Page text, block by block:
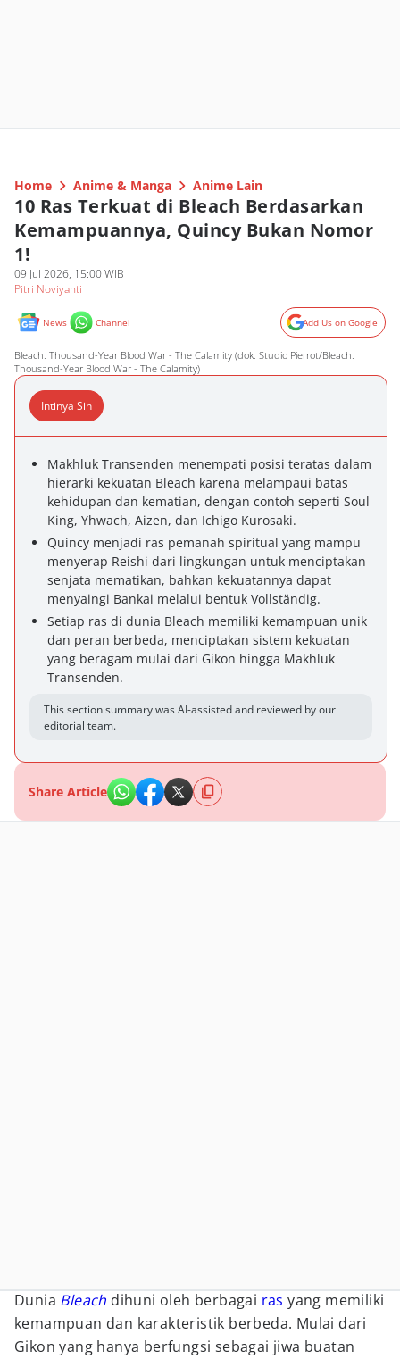
Home Anime & Manga Anime Lain
10 Ras Terkuat di Bleach Berdasarkan
Kemampuannya, Quincy Bukan Nomor
1!
09 Jul 2026, 15:00 WIB
Pitri Noviyanti
News Channel Add Us on Google
Bleach: Thousand-Year Blood War - The Calamity (dok. Studio Pierrot/Bleach:
Thousand-Year Blood War - The Calamity)
Intinya Sih
Makhluk Transenden menempati posisi teratas dalam
hierarki kekuatan Bleach karena melampaui batas
kehidupan dan kematian, dengan contoh seperti Soul
King, Yhwach, Aizen, dan Ichigo Kurosaki.
Quincy menjadi ras pemanah spiritual yang mampu
menyerap Reishi dari lingkungan untuk menciptakan
senjata mematikan, bahkan kekuatannya dapat
menyaingi Bankai melalui bentuk Vollständig.
Setiap ras di dunia Bleach memiliki kemampuan unik
dan peran berbeda, menciptakan sistem kekuatan
yang beragam mulai dari Gikon hingga Makhluk
Transenden.
This section summary was AI-assisted and reviewed by our
editorial team.
Share Article
Dunia Bleach dihuni oleh berbagai ras yang memiliki
kemampuan dan karakteristik berbeda. Mulai dari
Gikon yang hanya berfungsi sebagai jiwa buatan